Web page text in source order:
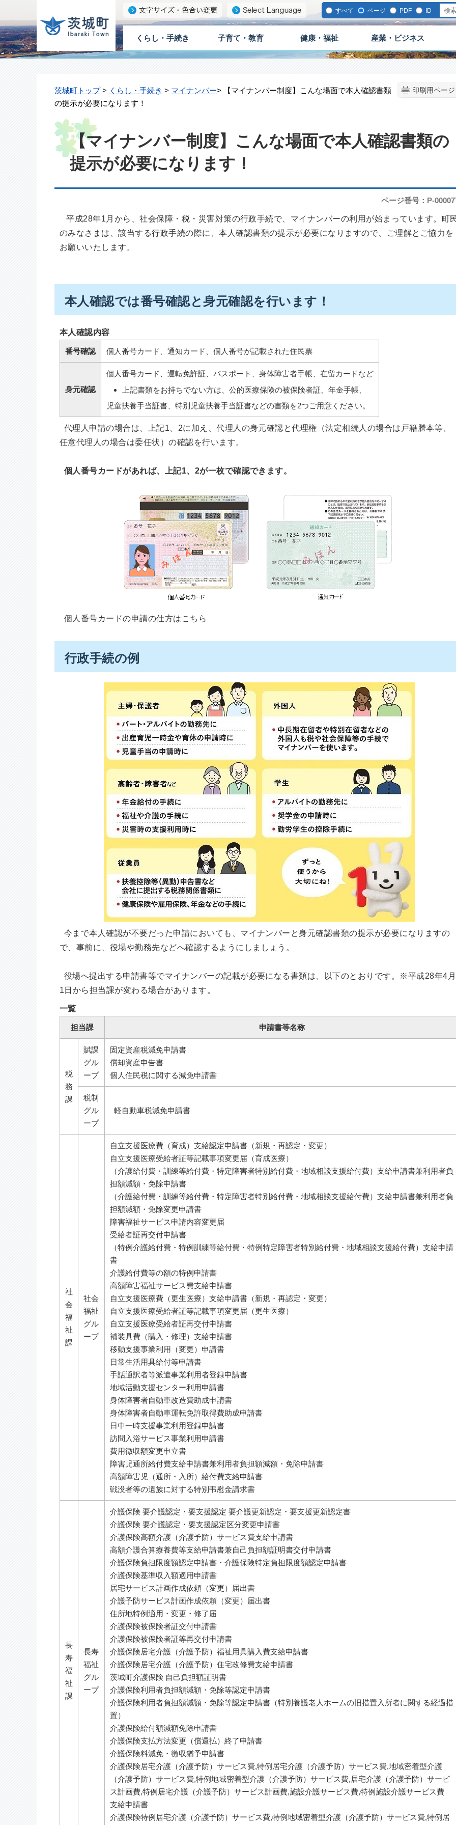
すべて ページ PDF ID
くらし・手続き 子育て・教育 健康・福祉 産業・ビジネス
印刷用ページ
茨城町トップ> くらし・手続き > マイナンバー> 【マイナンバー制度】こんな場面で本人確認書類
の提示が必要になります！
【マイナンバー制度】こんな場面で本人確認書類の
提示が必要になります！
ページ番号：P-
平成28年1月から、社会保障・税・災害対策の行政手続で、マイナンバーの利用が始まっています。町
のみなさまは、該当する行政手続の際に、本人確認書類の提示が必要になりますので、ご理解とご協力を
お願いいたします。
本人確認では番号確認と身元確認を行います！
本人確認内容
番号確認 個人番号カード、通知カード、個人番号が記載された住民票
身元確認
個人番号カード、運転免許証、パスポート、身体障害者手帳、在留カードなど
上記書類をお持ちでない方は、公的医療保険の被保険者証、年金手帳、
児童扶養手当証書、特別児童扶養手当証書などの書類を2つご用意ください。
代理人申請の場合は、上記1、2に加え、代理人の身元確認と代理権（法定相続人の場合は戸籍謄本等、
任意代理人の場合は委任状）の確認を行います。
個人番号カードがあれば、上記1、2が一枚で確認できます。
個人番号カードの申請の仕方はこちら
行政手続の例
今まで本人確認が不要だった申請においても、マイナンバーと身元確認書類の提示が必要になりますの
で、事前に、役場や勤務先などへ確認するようにしましょう。
役場へ提出する申請書等でマイナンバーの記載が必要になる書類は、以下のとおりです。※平成28年4月
1日から担当課が変わる場合があります。
一覧
担当課 申請書等名称
税
務
課
賦課
グル
ープ
固定資産税減免申請書
償却資産申告書
個人住民税に関する減免申請書
税制
グル
ープ
軽自動車税減免申請書
社
会
福
祉
課
社会
福祉
グル
ープ
自立支援医療費（育成）支給認定申請書（新規・再認定・変更）
自立支援医療受給者証等記載事項変更届（育成医療）
（介護給付費・訓練等給付費・特定障害者特別給付費・地域相談支援給付費）支給申請書兼利用者負
担額減額・免除申請書
（介護給付費・訓練等給付費・特定障害者特別給付費・地域相談支援給付費）支給申請書兼利用者負
担額減額・免除変更申請書
障害福祉サービス申請内容変更届
受給者証再交付申請書
（特例介護給付費・特例訓練等給付費・特例特定障害者特別給付費・地域相談支援給付費）支給申請
書
介護給付費等の額の特例申請書
高額障害福祉サービス費支給申請書
自立支援医療費（更生医療）支給申請書（新規・再認定・変更）
自立支援医療受給者証等記載事項変更届（更生医療）
自立支援医療受給者証再交付申請書
補装具費（購入・修理）支給申請書
移動支援事業利用（変更）申請書
日常生活用具給付等申請書
手話通訳者等派遣事業利用者登録申請書
地域活動支援センター利用申請書
身体障害者自動車改造費助成申請書
身体障害者自動車運転免許取得費助成申請書
日中一時支援事業利用登録申請書
訪問入浴サービス事業利用申請書
費用徴収額変更申立書
障害児通所給付費支給申請書兼利用者負担額減額・免除申請書
高額障害児（通所・入所）給付費支給申請書
戦没者等の遺族に対する特別弔慰金請求書
長
寿
福
祉
課
長寿
福祉
グル
ープ
介護保険 要介護認定・要支援認定 要介護更新認定・要支援更新認定書
介護保険 要介護認定・要支援認定区分変更申請書
介護保険高額介護（介護予防）サービス費支給申請書
高額介護合算療養費等支給申請書兼自己負担額証明書交付申請書
介護保険負担限度額認定申請書・介護保険特定負担限度額認定申請書
介護保険基準収入額適用申請書
居宅サービス計画作成依頼（変更）届出書
介護予防サービス計画作成依頼（変更）届出書
住所地特例適用・変更・修了届
介護保険被保険者証交付申請書
介護保険被保険者証等再交付申請書
介護保険居宅介護（介護予防）福祉用具購入費支給申請書
介護保険居宅介護（介護予防）住宅改修費支給申請書
茨城町介護保険 自己負担額証明書
介護保険利用者負担額減額・免除等認定申請書
介護保険利用者負担額減額・免除等認定申請書（特別養護老人ホームの旧措置入所者に関する経過措
置）
介護保険給付額減額免除申請書
介護保険支払方法変更（償還払）終了申請書
介護保険料減免・徴収猶予申請書
介護保険居宅介護（介護予防）サービス費,特例居宅介護（介護予防）サービス費,地域密着型介護
（介護予防）サービス費,特例地域密着型介護（介護予防）サービス費,居宅介護（介護予防）サービ
ス計画費,特例居宅介護（介護予防）サービス計画費,施設介護サービス費,特例施設介護サービス費
支給申請書
介護保険特例居宅介護（介護予防）サービス費,特例地域密着型介護（介護予防）サービス費,特例居